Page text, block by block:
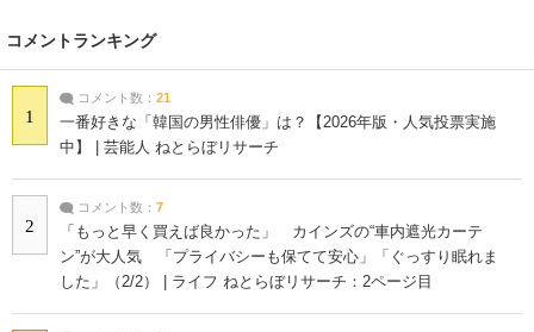
コメントランキング
1
コメント数： 21
一番好きな「韓国の男性俳優」は？【2026年版・人気投票実施
中】 | 芸能人 ねとらぼリサーチ
2
コメント数： 7
「もっと早く買えば良かった」 カインズの“車内遮光カーテ
ン”が大人気 「プライバシーも保てて安心」「ぐっすり眠れま
した」（2/2） | ライフ ねとらぼリサーチ：2ページ目